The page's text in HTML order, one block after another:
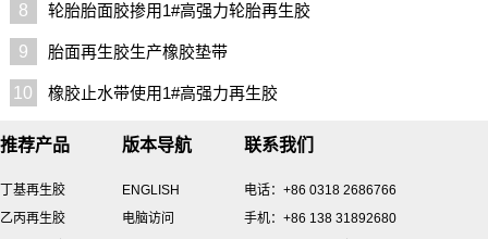
8 轮胎胎面胶掺用1#高强力轮胎再生胶
9 胎面再生胶生产橡胶垫带
10 橡胶止水带使用1#高强力再生胶
推荐产品
丁基再生胶
乙丙再生胶
版本导航
ENGLISH
电脑访问
联系我们
电话：+86 0318 2686766
手机：+86 138 31892680